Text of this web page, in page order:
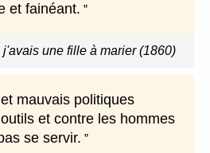
et fainéant.
j'avais une fille à marier (1860)
mauvais politiques
et contre les hommes
se servir.